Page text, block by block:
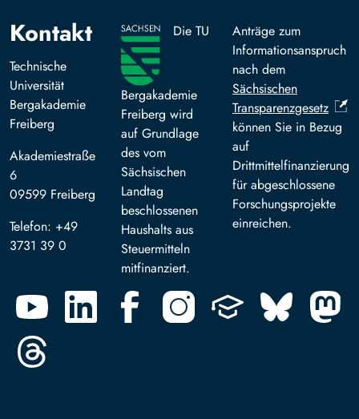
Kontakt
Technische
Universität
Bergakademie
Freiberg
Akademiestraße
6
09599 Freiberg
Telefon: +49
3731 39 0
Die TU
Bergakademie
Freiberg wird
auf Grundlage
des vom
Sächsischen
Landtag
beschlossenen
Haushalts aus
Steuermitteln
mitfinanziert.
Anträge zum
Informationsanspruch
nach dem
Sächsischen
Transparenzgesetz
können Sie in Bezug
auf
Drittmittelfinanzierung
für abgeschlossene
Forschungsprojekte
einreichen.